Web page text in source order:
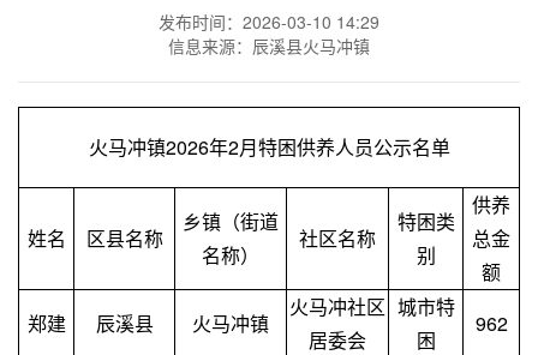
发布时间：2026-03-10 14:29
信息来源：辰溪县火马冲镇
火马冲镇2026年2月特困供养人员公示名单
姓名 区县名称
乡镇（街道
名称）
社区名称
特困类
别
供养
总金
额
郑建
辰溪县 火马冲镇
火马冲社区
居委会
城市特
困
962